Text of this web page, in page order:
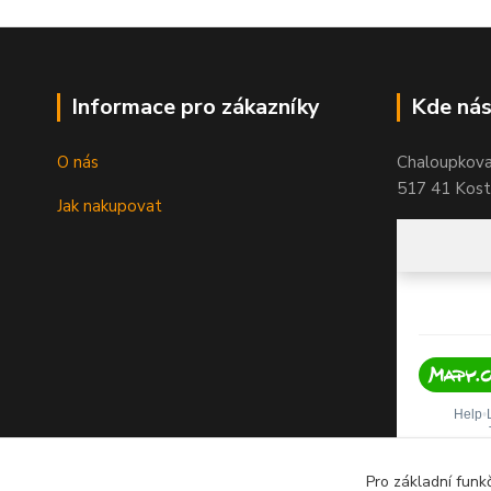
Informace pro zákazníky
O nás
Jak nakupovat
Kde
517 41
Pro základní